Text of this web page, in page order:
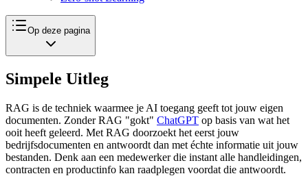
Op deze pagina
Simpele Uitleg
RAG is de techniek waarmee je AI toegang geeft tot jouw eigen
documenten. Zonder RAG "gokt" ChatGPT op basis van wat het
ooit heeft geleerd. Met RAG doorzoekt het eerst jouw
bedrijfsdocumenten en antwoordt dan met échte informatie uit jouw
bestanden. Denk aan een medewerker die instant alle handleidingen,
contracten en productinfo kan raadplegen voordat die antwoordt.